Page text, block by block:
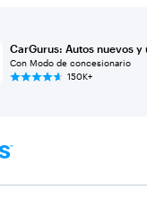
CarGurus: Autos nuevos y
Con Modo de concesionario
150K+